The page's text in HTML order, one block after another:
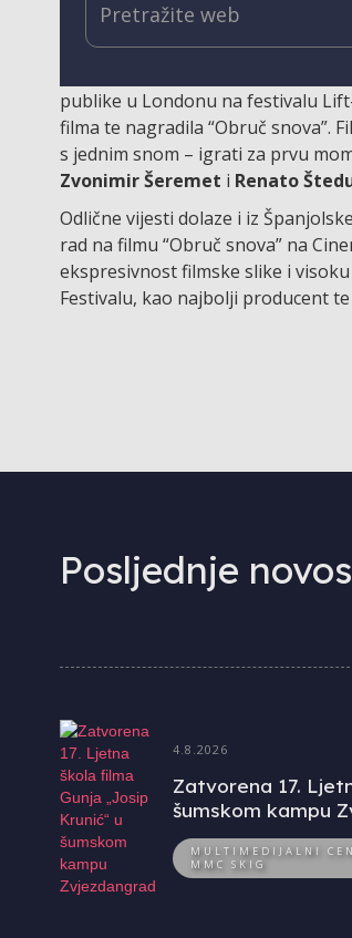
Igrani film “Obruč snova”, koji je
nagrada u Indiji, film je sada
publike u Londonu na festivalu
filma te nagradila “Obruč snova”.
s jednim snom – igrati za prvu
Zvonimir Šeremet i Renato
Odlične vijesti dolaze i iz
rad na filmu “Obruč snova” na
ekspresivnost filmske slike i
Festivalu, kao najbolji producent
Posljednje
4.8.2026
Zatvorena 17.
šumskom kampu
MULTIMEDIJALNI
MMC SKIG